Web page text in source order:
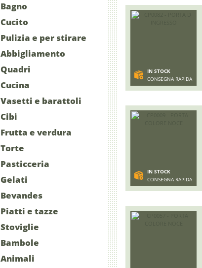
Bagno
Cucito
Pulizia e per stirare
Abbigliamento
Quadri
Cucina
Vasetti e barattoli
Cibi
Frutta e verdura
Torte
Pasticceria
Gelati
Bevandes
Piatti e tazze
Stoviglie
Bambole
Animali
IN STOCK
CONSEGNA RAPIDA
IN STOCK
CONSEGNA RAPIDA